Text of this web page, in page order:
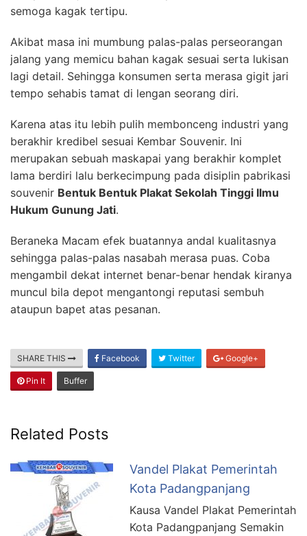
semoga kagak tertipu.
Akibat masa ini mumbung palas-palas perseorangan
jalang yang memicu bahan kagak sesuai serta lukisan
lagi detail. Sehingga konsumen serta merasa gigit jari
tempo sehabis tamat di lengan seorang diri.
Karena atas itu lebih pulih membonceng industri yang
berakhir kredibel sesuai Kembar Souvenir. Ini
merupakan sebuah maskapai yang berakhir komplet
lama berdiri lalu berkecimpung pada disiplin pabrikasi
souvenir Bentuk Bentuk Plakat Sekolah Tinggi Ilmu
Hukum Gunung Jati.
Beraneka Macam efek buatannya andal kualitasnya
sehingga palas-palas nasabah merasa puas. Coba
mengambil dekat internet benar-benar hendak kiranya
muncul bila depot mengantongi reputasi sembuh
ataupun bapet atas pesanan.
SHARE THIS Facebook Twitter Google+
Pin It Buffer
Related Posts
Vandel Plakat Pemerintah
Kota Padangpanjang
Kausa Vandel Plakat Pemerintah
Kota Padangpanjang Semakin